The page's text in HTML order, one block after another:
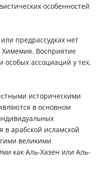
особенностей
предрассудках нет
Восприятие
особых ассоциаций у тех,
историческими
в основном
в арабской исламской
великими
как Аль-Хазен или Аль-